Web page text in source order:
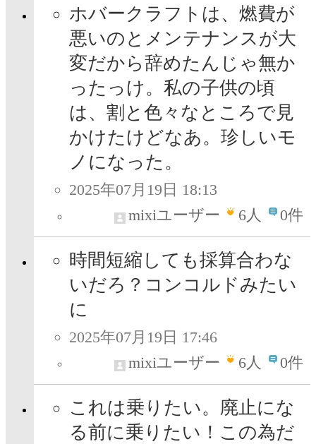
ホバークラフトは、燃費が
悪いのとメンテナンスが大
変だから辞めたんじゃ無か
ったっけ。私の子供の頃
は、割と色々なところで見
かけたけどなあ。珍しいモ
ノになった。
2025年07月19日 18:13
mixiユーザー
6人 0件
時間短縮しても採算合わな
いだろ？コンコルドみたい
に
2025年07月19日 17:46
mixiユーザー
6人 0件
これは乗りたい。廃止にな
る前に乗りたい！この為だ